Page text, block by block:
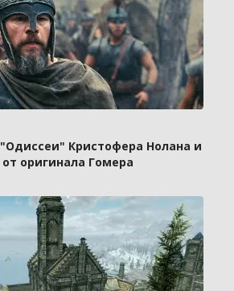
Кристофера Нолана и
оригинала Гомера